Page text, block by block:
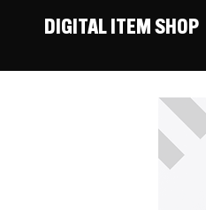
DIGITAL ITEM SHOP